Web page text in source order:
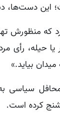
این دست‌ها،
که منظورش
بیاید.»
سیاسی
کرده است.